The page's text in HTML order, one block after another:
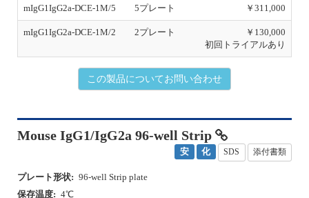
mIgG1IgG2a-DCE-1M/5 5プレート ￥311,000
mIgG1IgG2a-DCE-1M/2 2プレート
￥130,000
初回トライアルあり
この製品についてお問い合わせ
Mouse IgG1/IgG2a 96-well Strip
安 化 SDS 添付書類
プレート形状: 96-well Strip plate
保存温度: 4℃